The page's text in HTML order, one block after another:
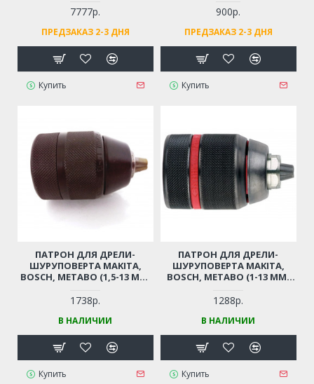
7777р.
ПРЕДЗАКАЗ 2-3 ДНЯ
Купить
СМ3, 56 СМ3, 62 СМ3
(ДВИГАТЕЛЬ 1E40F, 1E44F, 2-
Х ТАКТНЫЙ)
900р.
ПРЕДЗАКАЗ 2-3 ДНЯ
Купить
ПАТРОН ДЛЯ ДРЕЛИ-
ШУРУПОВЕРТА MAKITA,
BOSCH, METABO (1,5-13 ММ,
ПРОФЕССИОНАЛЬНЫЙ
БЫСТРОЗАЖИМНОЙ С
ТРЕЩЕТКОЙ
1738р.
В НАЛИЧИИ
Купить
ПАТРОН ДЛЯ ДРЕЛИ-
ШУРУПОВЕРТА MAKITA,
BOSCH, METABO (1-13 ММ,
ПРОФЕССИОНАЛЬНЫЙ
БЫСТРОЗАЖИМНОЙ С
ТРЕЩЕТКОЙ
1288р.
В НАЛИЧИИ
Купить